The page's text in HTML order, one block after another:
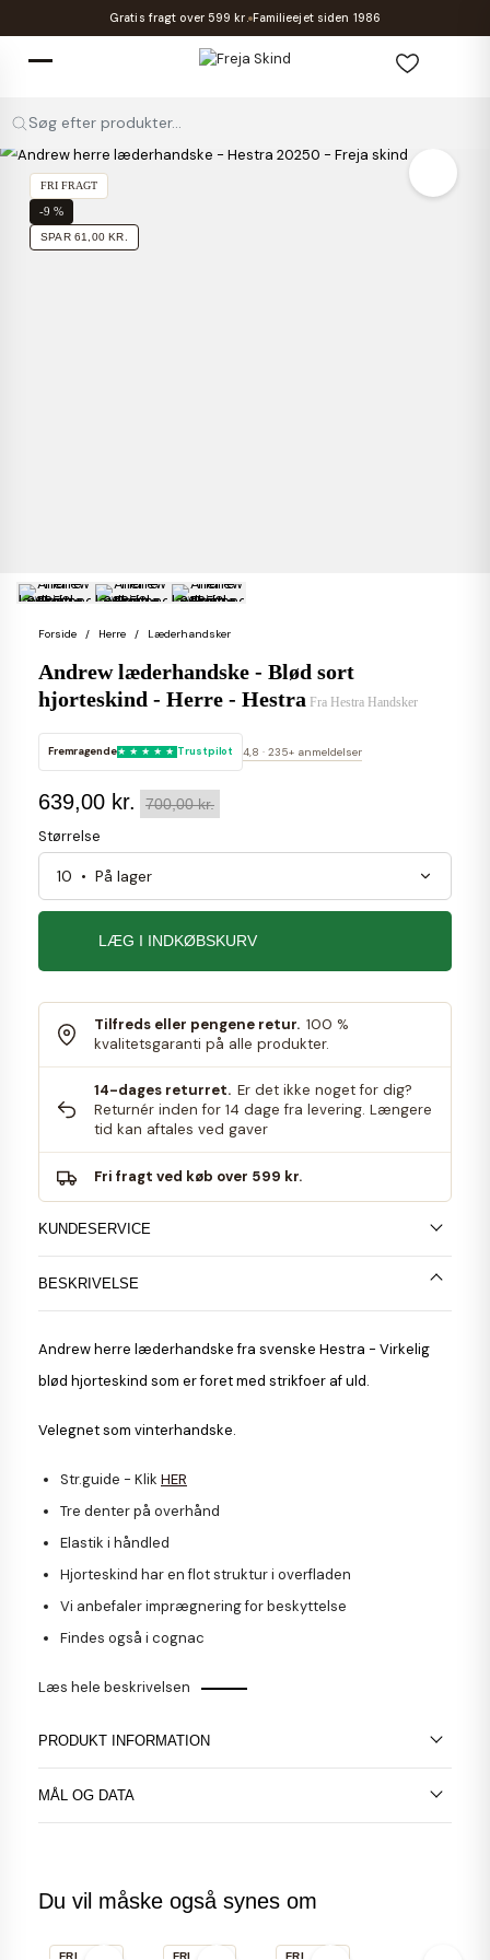
Gratis fragt over 599 kr. Familieejet siden 1986
Søg efter produkter...
-9 %
FRI FRAGT
SPAR 61,00 KR.
Forside Herre Læderhandsker
Andrew læderhandske - Blød sort
hjorteskind - Herre - Hestra Fra Hestra Handsker
Fremragende Trustpilot 4,8 · 235+ anmeldelser
639,00 kr. 700,00 kr.
Størrelse
LÆG I INDKØBSKURV
Tilfreds eller pengene retur. 100 %
kvalitetsgaranti på alle produkter.
14-dages returret. Er det ikke noget for dig?
Returnér inden for 14 dage fra levering. Længere
tid kan aftales ved gaver
Fri fragt ved køb over 599 kr.
KUNDESERVICE
BESKRIVELSE
Andrewherre læderhandskefra svenske Hestra - Virkelig
blød hjorteskind som er foret med strikfoer af uld.
Velegnet som vinterhandske.
Str.guide - Klik HER
Tre denter på overhånd
Elastik i håndled
Hjorteskind har en flot struktur i overfladen
Vi anbefaler imprægnering for beskyttelse
Findes også i cognac
Læs hele beskrivelsen
PRODUKT INFORMATION
MÅL OG DATA
Du vil måske også synes om
FRI
FRI
FRI